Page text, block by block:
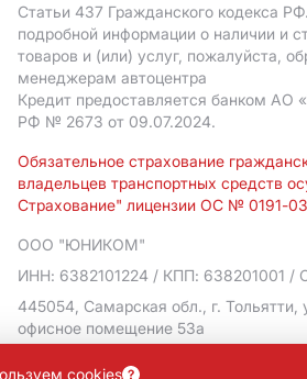
Статьи 437 Гражданского кодекса
подробной информации о наличии и
товаров и (или) услуг, пожалуйста,
менеджерам автоцентра
Кредит предоставляется банком АO
РФ № 2673 от 09.07.2024.
Обязательное страхование
владельцев транспортных средств
Страхование" лицензии ОС № 0191-03
ООО "ЮНИКОМ"
ИНН: 6382101224 / КПП: 638201001 /
445054, Самарская обл., г. Тольятти,
офисное помещение 53а
Политика в отношении обработки
cookies